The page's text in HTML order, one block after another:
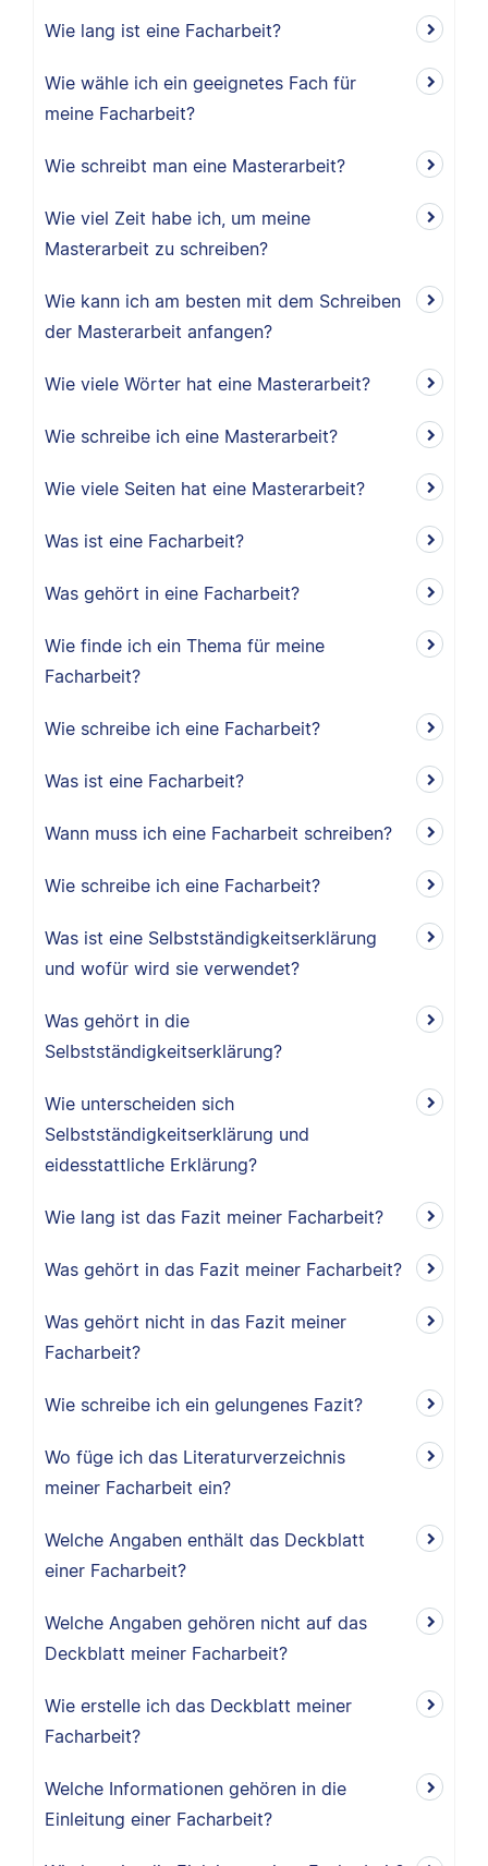
Wie lang ist eine Facharbeit?
Wie wähle ich ein geeignetes Fach für
meine Facharbeit?
Wie schreibt man eine Masterarbeit?
Wie viel Zeit habe ich, um meine
Masterarbeit zu schreiben?
Wie kann ich am besten mit dem Schreiben
der Masterarbeit anfangen?
Wie viele Wörter hat eine Masterarbeit?
Wie schreibe ich eine Masterarbeit?
Wie viele Seiten hat eine Masterarbeit?
Was ist eine Facharbeit?
Was gehört in eine Facharbeit?
Wie finde ich ein Thema für meine
Facharbeit?
Wie schreibe ich eine Facharbeit?
Was ist eine Facharbeit?
Wann muss ich eine Facharbeit schreiben?
Wie schreibe ich eine Facharbeit?
Was ist eine Selbstständigkeitserklärung
und wofür wird sie verwendet?
Was gehört in die
Selbstständigkeitserklärung?
Wie unterscheiden sich
Selbstständigkeitserklärung und
eidesstattliche Erklärung?
Wie lang ist das Fazit meiner Facharbeit?
Was gehört in das Fazit meiner Facharbeit?
Was gehört nicht in das Fazit meiner
Facharbeit?
Wie schreibe ich ein gelungenes Fazit?
Wo füge ich das Literaturverzeichnis
meiner Facharbeit ein?
Welche Angaben enthält das Deckblatt
einer Facharbeit?
Welche Angaben gehören nicht auf das
Deckblatt meiner Facharbeit?
Wie erstelle ich das Deckblatt meiner
Facharbeit?
Welche Informationen gehören in die
Einleitung einer Facharbeit?